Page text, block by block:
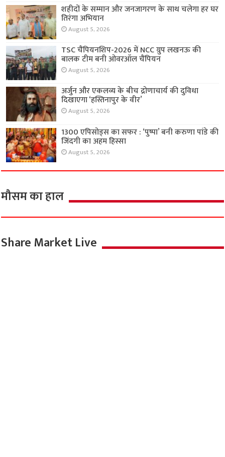
शहीदों के सम्मान और जनजागरण के साथ चलेगा हर घर
तिरंगा अभियान
August 5, 2026
TSC चैंपियनशिप-2026 में NCC ग्रुप लखनऊ की
बालक टीम बनी ओवरऑल चैंपियन
August 5, 2026
अर्जुन और एकलव्य के बीच द्रोणाचार्य की दुविधा
दिखाएगा ‘हस्तिनापुर के वीर’
August 5, 2026
1300 एपिसोड्स का सफर : ‘पुष्पा’ बनी करुणा पांडे की
जिंदगी का अहम हिस्सा
August 5, 2026
मौसम का हाल
Share Market Live